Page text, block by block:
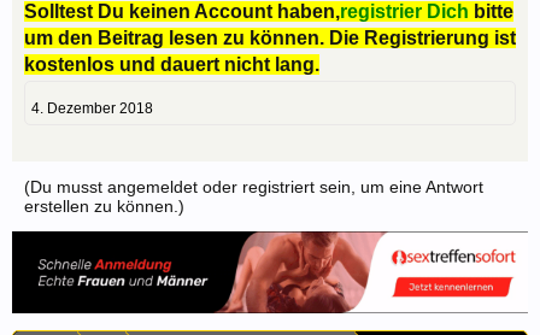
Solltest Du keinen Account haben,registrier Dich bitte
um den Beitrag lesen zu können. Die Registrierung ist
kostenlos und dauert nicht lang.
4. Dezember 2018
(Du musst angemeldet oder registriert sein, um eine Antwort
erstellen zu können.)